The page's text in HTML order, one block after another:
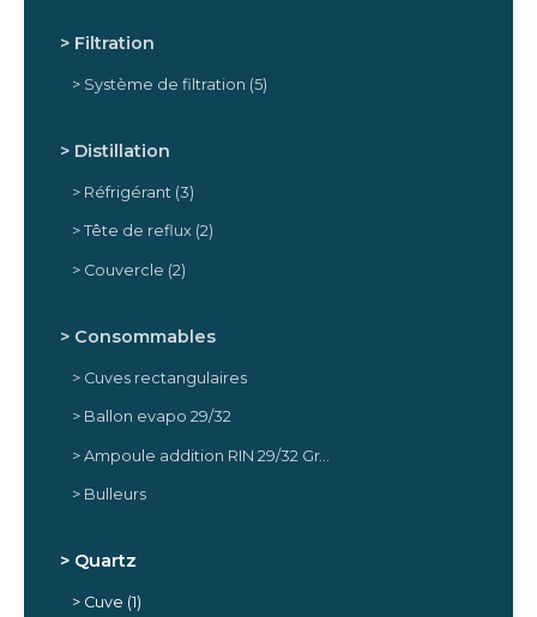
Filtration
Système de filtration (5)
Distillation
Réfrigérant (3)
Tête de reflux (2)
Couvercle (2)
Consommables
Cuves rectangulaires
Ballon evapo 29/32
Ampoule addition RIN 29/32 Graduée PTFE
Bulleurs
Quartz
Cuve (1)